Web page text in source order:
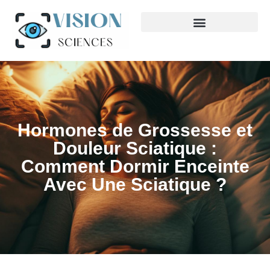
Hormones de Grossesse et
Douleur Sciatique :
Comment Dormir Enceinte
Avec Une Sciatique ?